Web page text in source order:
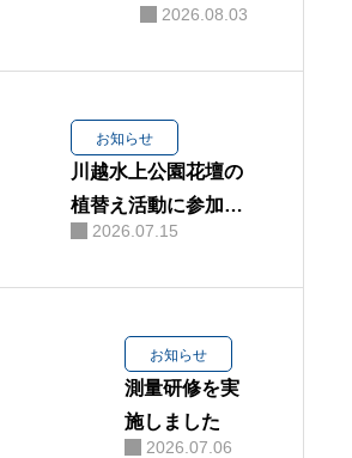
2026.08.03
お知らせ
川越水上公園花壇の
植替え活動に参加し
ました
2026.07.15
お知らせ
測量研修を実
施しました
2026.07.06